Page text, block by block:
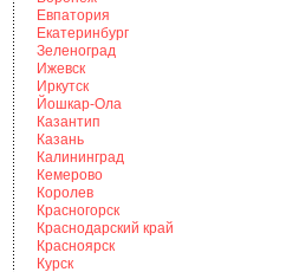
Евпатория
Екатеринбург
Зеленоград
Ижевск
Иркутск
Йошкар-Ола
Казантип
Казань
Калининград
Кемерово
Королев
Красногорск
Краснодарский край
Красноярск
Курск